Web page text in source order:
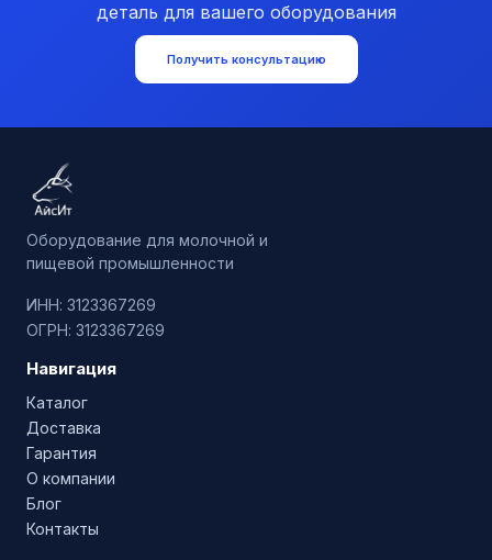
деталь для вашего оборудования
Получить консультацию
Оборудование для молочной и
пищевой промышленности
ИНН: 3123367269
ОГРН: 3123367269
Навигация
Каталог
Доставка
Гарантия
О компании
Блог
Контакты